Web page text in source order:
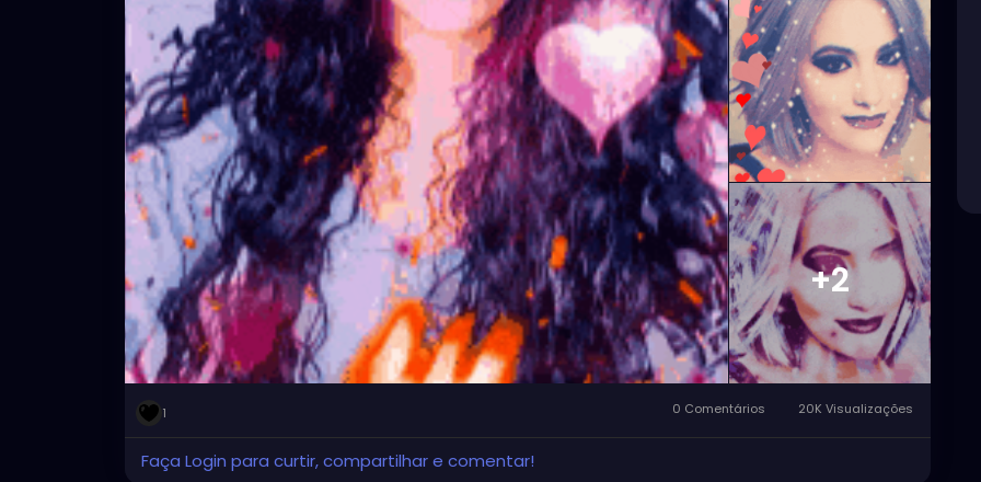
+2
1 0 Comentários 20K Visualizações
Faça Login para curtir, compartilhar e comentar!